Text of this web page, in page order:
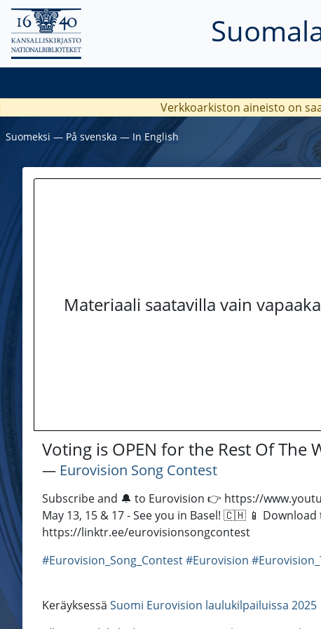
Verkkoarkiston aineisto on
Suomeksi ― På svenska ― In English
Materiaali saatavilla vain
Voting is OPEN for the Rest Of
― Eurovision Song Contest
Subscribe and 🔔 to Eurovision 👉 https://
May 13, 15 & 17 - See you in Basel! 🇨🇭 📱
https://linktr.ee/eurovisionsongcontest
#Eurovision_Song_Contest#Eurovision
Keräyksessä Suomi Eurovision laulukilpailuissa 2025